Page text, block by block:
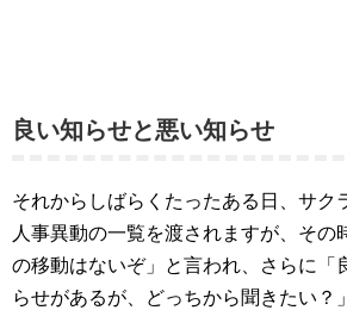
良い知らせと悪い知らせ
それからしばらくたったある日、サク
人事異動の一覧を渡されますが、その
の移動はないぞ」と言われ、さらに「
らせがあるが、どっちから聞きたい？